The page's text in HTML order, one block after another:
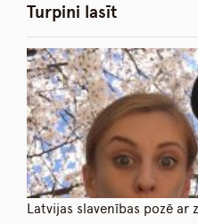
Turpini lasīt
Latvijas slavenības pozē ar